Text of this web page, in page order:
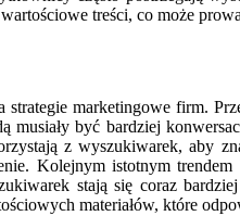
treści, co może
marketingowe firm.
musiały być bardziej
z wyszukiwarek, aby
Kolejnym istotnym
stają się coraz
materiałów, które